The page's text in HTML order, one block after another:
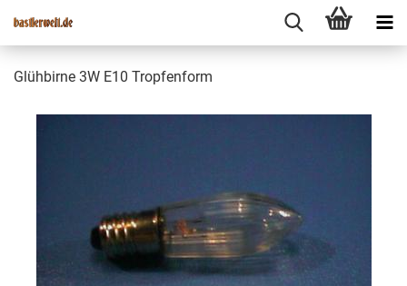
Glühbirne 3W E10 Tropfenform